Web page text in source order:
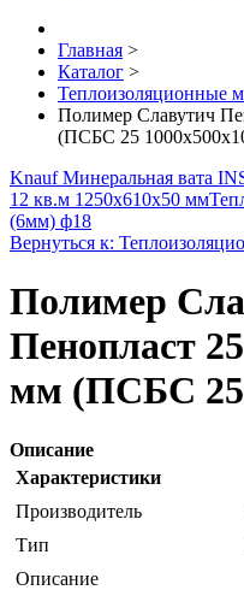
Главная >
Каталог >
Теплоизоляционные
Полимер Славутич
(ПСБС 25
Knauf Минеральная вата
12 кв.м 1250x610x50 мм
(6мм) ф18
Вернуться к:
Полимер
Пенопласт
мм (ПСБС 25
Описание
Характеристики
Производитель
Тип
Описание